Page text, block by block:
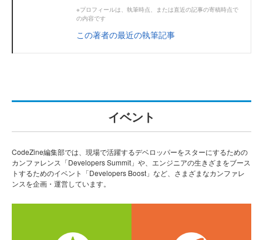
※プロフィールは、執筆時点、または直近の記事の寄稿時点で
の内容です
この著者の最近の執筆記事
イベント
CodeZine編集部では、現場で活躍するデベロッパーをスターにするための
カンファレンス「Developers Summit」や、エンジニアの生きざまをブース
トするためのイベント「Developers Boost」など、さまざまなカンファレ
ンスを企画・運営しています。